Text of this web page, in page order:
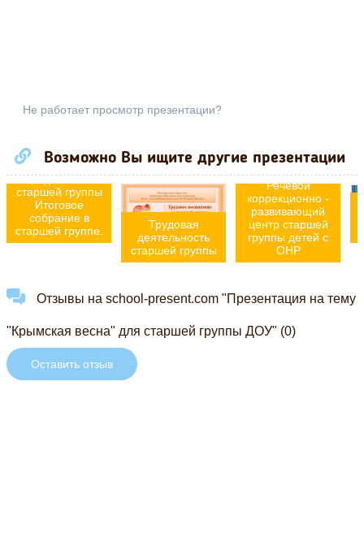
Не работает просмотр презентации?
Возможно Вы ищите другие презентации
Презентация для
родителей
старшей группы
Итоговое
собрание в
старшей группе.
Трудовая
деятельность
старшей группы
Речевой
коррекционно -
развивающий
центр старшей
группы детей с
ОНР
Отзывы на school-present.com "Презентация на тему
"Крымская весна" для старшей группы ДОУ" (0)
Оставить отзыв